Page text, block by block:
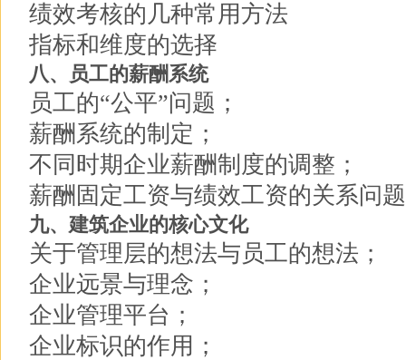
绩效考核的几种常用方法
指标和维度的选择
八、员工的薪酬系统
员工的“公平”问题；
薪酬系统的制定；
不同时期企业薪酬制度的调整；
薪酬固定工资与绩效工资的关系问
九、建筑企业的核心文化
关于管理层的想法与员工的想法；
企业远景与理念；
企业管理平台；
企业标识的作用；